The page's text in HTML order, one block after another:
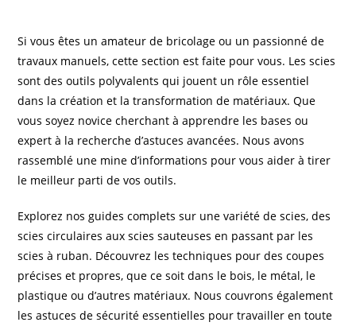
Si vous êtes un amateur de bricolage ou un passionné de
travaux manuels, cette section est faite pour vous. Les scies
sont des outils polyvalents qui jouent un rôle essentiel
dans la création et la transformation de matériaux. Que
vous soyez novice cherchant à apprendre les bases ou
expert à la recherche d’astuces avancées. Nous avons
rassemblé une mine d’informations pour vous aider à tirer
le meilleur parti de vos outils.
Explorez nos guides complets sur une variété de scies, des
scies circulaires aux scies sauteuses en passant par les
scies à ruban. Découvrez les techniques pour des coupes
précises et propres, que ce soit dans le bois, le métal, le
plastique ou d’autres matériaux. Nous couvrons également
les astuces de sécurité essentielles pour travailler en toute